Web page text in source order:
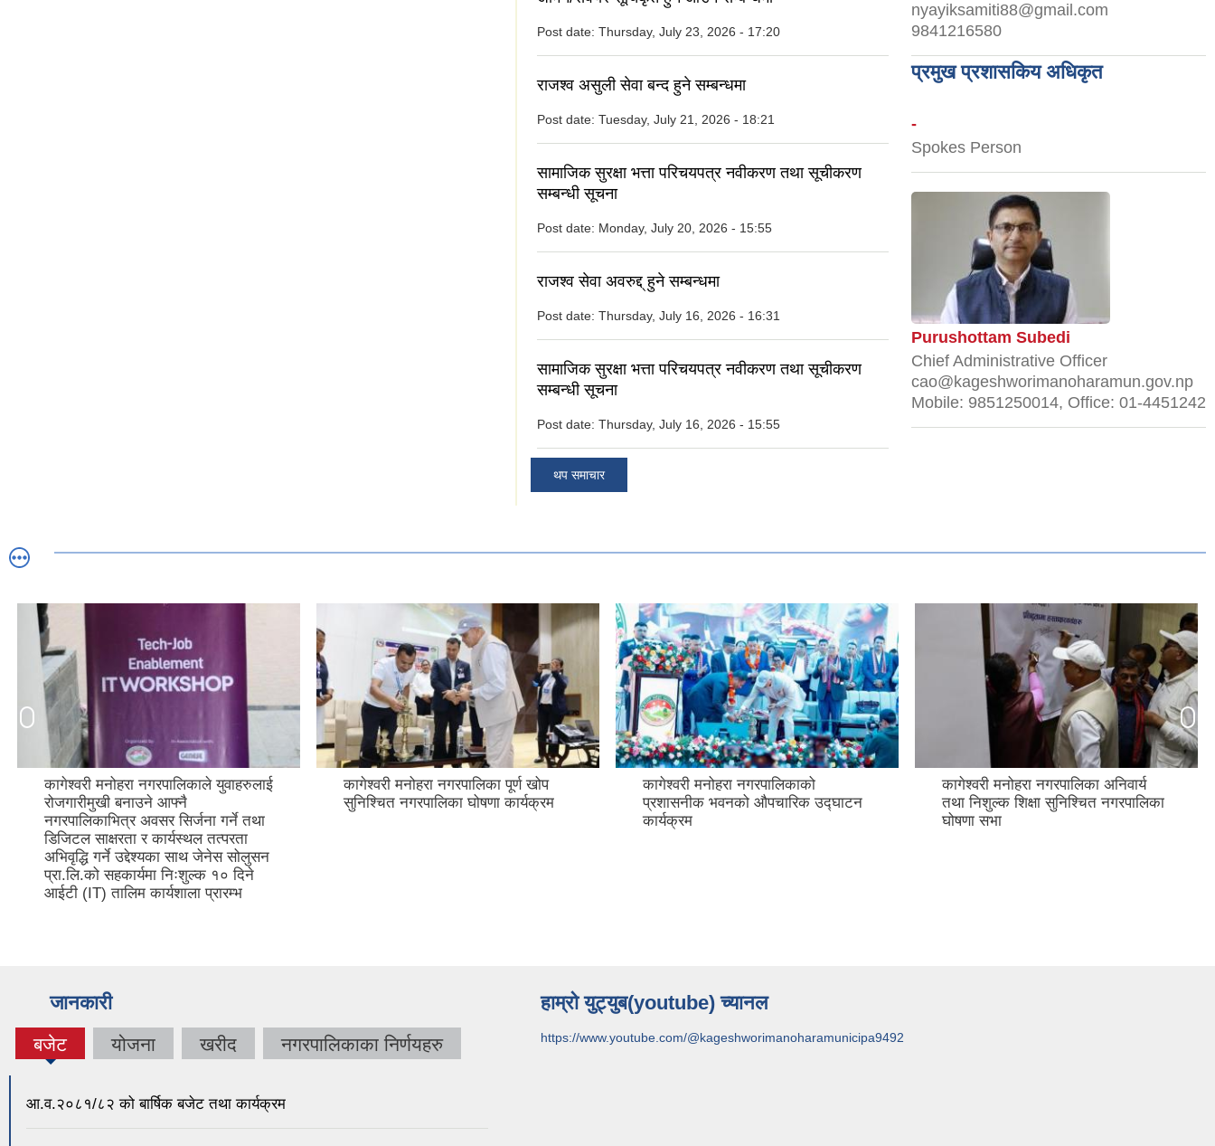
Post date: Thursday, July 23, 2026 - 17:20
राजश्व असुली सेवा बन्द हुने सम्बन्धमा
Post date: Tuesday, July 21, 2026 - 18:21
सामाजिक सुरक्षा भत्ता परिचयपत्र नवीकरण तथा सूचीकरण
सम्बन्धी सूचना
Post date: Monday, July 20, 2026 - 15:55
राजश्व सेवा अवरुद्द् हुने सम्बन्धमा
Post date: Thursday, July 16, 2026 - 16:31
सामाजिक सुरक्षा भत्ता परिचयपत्र नवीकरण तथा सूचीकरण
सम्बन्धी सूचना
Post date: Thursday, July 16, 2026 - 15:55
थप समाचार
nyayiksamiti88@gmail.com
9841216580
प्रमुख प्रशासकिय अधिकृत
-
Spokes Person
Purushottam Subedi
Chief Administrative Officer
cao@kageshworimanoharamun.gov.np
Mobile: 9851250014, Office: 01-4451242
कागेश्वरी मनोहरा नगरपालिकाले युवाहरुलाई
रोजगारीमुखी बनाउने आफ्नै
नगरपालिकाभित्र अवसर सिर्जना गर्ने तथा
डिजिटल साक्षरता र कार्यस्थल तत्परता
अभिवृद्धि गर्ने उद्देश्यका साथ जेनेस सोलुसन
प्रा.लि.को सहकार्यमा निःशुल्क १० दिने
आईटी (IT) तालिम कार्यशाला प्रारम्भ
कागेश्वरी मनोहरा नगरपालिका पूर्ण खोप
सुनिश्चित नगरपालिका घोषणा कार्यक्रम
कागेश्वरी मनोहरा नगरपालिकाको
प्रशासनीक भवनको औपचारिक उद्घाटन
कार्यक्रम
कागेश्वरी मनोहरा नगरपालिका अनिवार्य
तथा निशुल्क शिक्षा सुनिश्चित नगरपालिका
घोषणा सभा
जानकारी
बजेट
(active
योजना खरीद नगरपालिकाका निर्णयहरु
आ.व.२०८१/८२ को बार्षिक बजेट तथा कार्यक्रम
हाम्रो युट्युब(youtube) च्यानल
https://www.youtube.com/@kageshworimanoharamunicipa9492